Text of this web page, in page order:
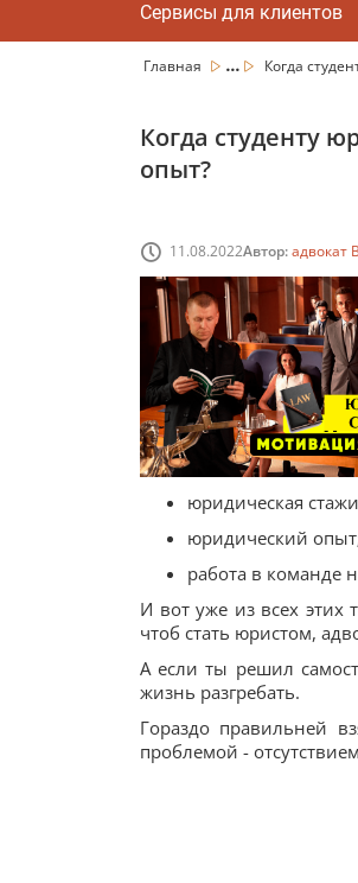
Сервисы для клиентов
Главная ... Когда
Когда студенту
опыт?
11.08.2022Автор:адвокат
юридическая
юридический
работа в команде
И вот уже из всех
чтоб стать юристом,
А если ты решил
жизнь разгребать.
Гораздо правильней
проблемой -